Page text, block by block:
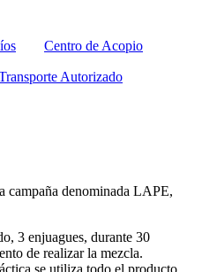
Centro de Acopio
Autorizado
campaña denominada LAPE,
3 enjuagues, durante 30
de realizar la mezcla.
se utiliza todo el producto.